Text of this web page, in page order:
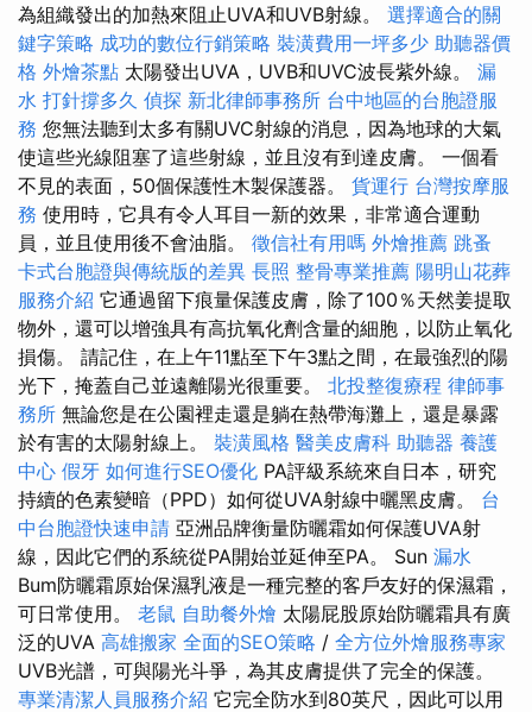
為組織發出的加熱來阻止UVA和UVB射線。 選擇適合的關
鍵字策略 成功的數位行銷策略 裝潢費用一坪多少 助聽器價
格 外燴茶點 太陽發出UVA，UVB和UVC波長紫外線。 漏
水 打針撐多久 偵探 新北律師事務所 台中地區的台胞證服
務 您無法聽到太多有關UVC射線的消息，因為地球的大氣
使這些光線阻塞了這些射線，並且沒有到達皮膚。 一個看
不見的表面，50個保護性木製保護器。 貨運行 台灣按摩服
務 使用時，它具有令人耳目一新的效果，非常適合運動
員，並且使用後不會油脂。 徵信社有用嗎 外燴推薦 跳蚤
卡式台胞證與傳統版的差異 長照 整骨專業推薦 陽明山花葬
服務介紹 它通過留下痕量保護皮膚，除了100％天然姜提取
物外，還可以增強具有高抗氧化劑含量的細胞，以防止氧化
損傷。 請記住，在上午11點至下午3點之間，在最強烈的陽
光下，掩蓋自己並遠離陽光很重要。 北投整復療程 律師事
務所 無論您是在公園裡走還是躺在熱帶海灘上，還是暴露
於有害的太陽射線上。 裝潢風格 醫美皮膚科 助聽器 養護
中心 假牙 如何進行SEO優化 PA評級系統來自日本，研究
持續的色素變暗（PPD）如何從UVA射線中曬黑皮膚。 台
中台胞證快速申請 亞洲品牌衡量防曬霜如何保護UVA射
線，因此它們的系統從PA開始並延伸至PA。 Sun 漏水
Bum防曬霜原始保濕乳液是一種完整的客戶友好的保濕霜，
可日常使用。 老鼠 自助餐外燴 太陽屁股原始防曬霜具有廣
泛的UVA 高雄搬家 全面的SEO策略 / 全方位外燴服務專家
UVB光譜，可與陽光斗爭，為其皮膚提供了完全的保護。
專業清潔人員服務介紹 它完全防水到80英尺，因此可以用